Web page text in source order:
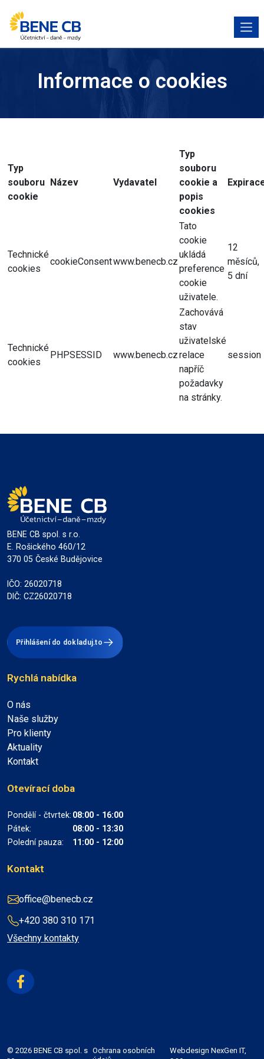
Informace o cookies
Typ
souboru
cookie
Název Vydavatel
Typ
souboru
cookie a
popis
cookies
Technické
cookies
cookieConsentwww.benecb.cz
Tato
cookie
ukládá
preference
cookie
uživatele.
12
měsíců,
5 dní
Technické
cookies
PHPSESSID www.benecb.cz
Zachovává
stav
uživatelské
relace
napříč
požadavky
na stránky.
session
BENE CB spol. s r.o.
E. Rošického 460/12
370 05 České Budějovice
IČO: 26020718
DIČ: CZ26020718
Přihlášení do dokladuj.to
Rychlá nabídka
O nás
Naše služby
Pro klienty
Aktuality
Kontakt
Otevírací doba
Pondělí - čtvrtek: 08:00 - 16:00
Pátek:
08:00 - 13:30
Polední pauza:
11:00 - 12:00
Kontakt
office@benecb.cz
+420 380 310 171
Všechny kontakty
© 2026 BENE CB spol. s Ochrana osobních
Webdesign NexGen IT,